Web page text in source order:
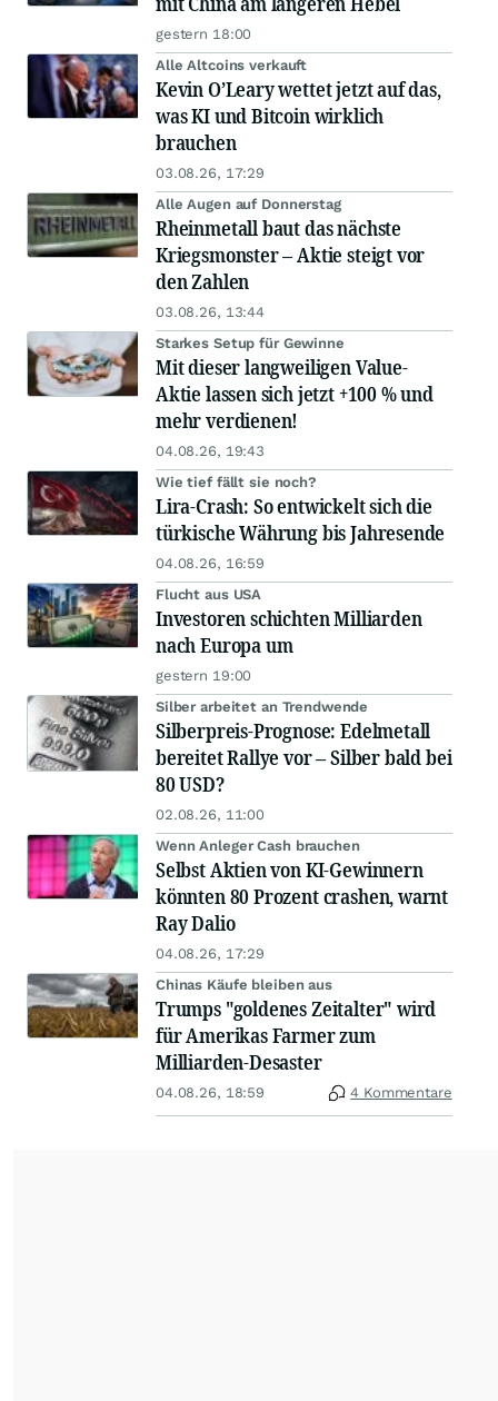
gestern 18:00
Alle Altcoins verkauft
Kevin O’Leary wettet jetzt auf das,
was KI und Bitcoin wirklich
brauchen
03.08.26, 17:29
Alle Augen auf Donnerstag
Rheinmetall baut das nächste
Kriegsmonster – Aktie steigt vor
den Zahlen
03.08.26, 13:44
Starkes Setup für Gewinne
Mit dieser langweiligen Value-
Aktie lassen sich jetzt +100 % und
mehr verdienen!
04.08.26, 19:43
Wie tief fällt sie noch?
Lira-Crash: So entwickelt sich die
türkische Währung bis Jahresende
04.08.26, 16:59
Flucht aus USA
Investoren schichten Milliarden
nach Europa um
gestern 19:00
Silber arbeitet an Trendwende
Silberpreis-Prognose: Edelmetall
bereitet Rallye vor – Silber bald bei
80 USD?
02.08.26, 11:00
Wenn Anleger Cash brauchen
Selbst Aktien von KI-Gewinnern
könnten 80 Prozent crashen, warnt
Ray Dalio
04.08.26, 17:29
Chinas Käufe bleiben aus
Trumps "goldenes Zeitalter" wird
für Amerikas Farmer zum
Milliarden-Desaster
04.08.26, 18:59 4 Kommentare